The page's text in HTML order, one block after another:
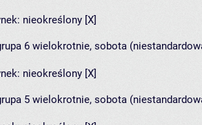
nieokreślony [X]
6 wielokrotnie, sobota
nieokreślony [X]
5 wielokrotnie, sobota